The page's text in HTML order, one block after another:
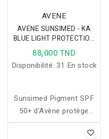
liés au soleil
AVENE
AVENE SUNSIMED - KA
BLUE LIGHT PROTECTION
80ML
88,000 TND
Disponibilité: 31 En stock
Sunsimed Pigment SPF
50+ d'Avène protège
efficacement contre les
lésions cutanées et les